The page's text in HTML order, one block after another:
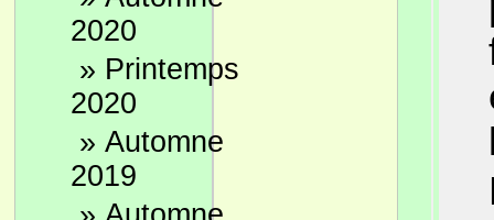
2020
» Printemps
2020
» Automne
2019